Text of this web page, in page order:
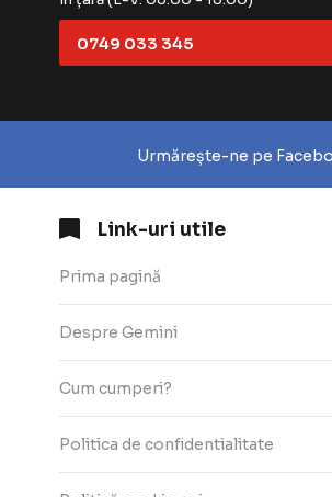
0749 033 345
Urmărește-ne pe
Link-uri utile
Prima pagină
Despre Gemini
Cum cumperi?
Politica de confidentialitate